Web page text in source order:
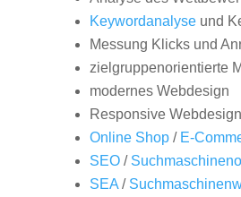
Keywordanalyseund
Messung Klicks und
zielgruppenorientierte
modernes Webdesign
Responsive Webdesign
Online Shop/ E-
SEO/
SEA/